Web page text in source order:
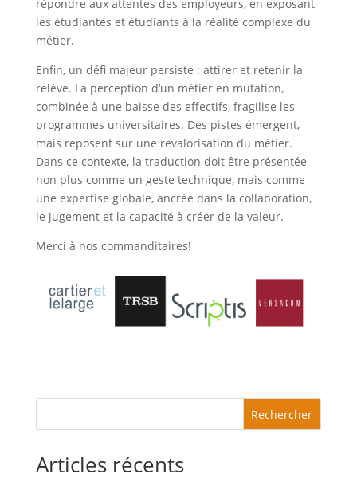
répondre aux attentes des employeurs, en exposant
les étudiantes et étudiants à la réalité complexe du
métier.
Enfin, un défi majeur persiste : attirer et retenir la
relève. La perception d’un métier en mutation,
combinée à une baisse des effectifs, fragilise les
programmes universitaires. Des pistes émergent,
mais reposent sur une revalorisation du métier.
Dans ce contexte, la traduction doit être présentée
non plus comme un geste technique, mais comme
une expertise globale, ancrée dans la collaboration,
le jugement et la capacité à créer de la valeur.
Merci à nos commanditaires!
Rechercher
Articles récents